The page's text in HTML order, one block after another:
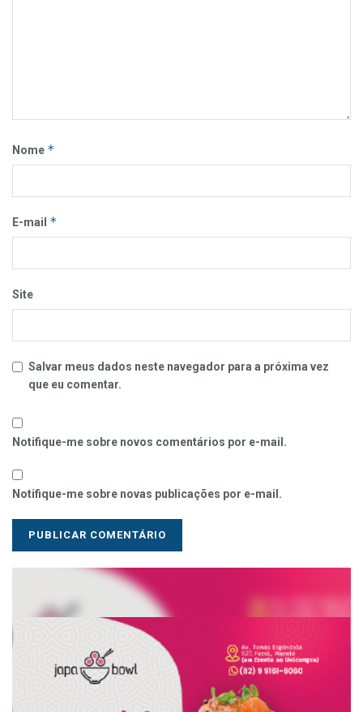
Nome *
E-mail *
Site
Salvar meus dados neste navegador para a próxima vez
que eu comentar.
Notifique-me sobre novos comentários por e-mail.
Notifique-me sobre novas publicações por e-mail.